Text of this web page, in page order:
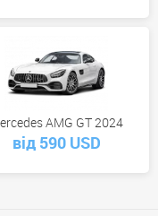
AMG GT 2024
від 590 USD